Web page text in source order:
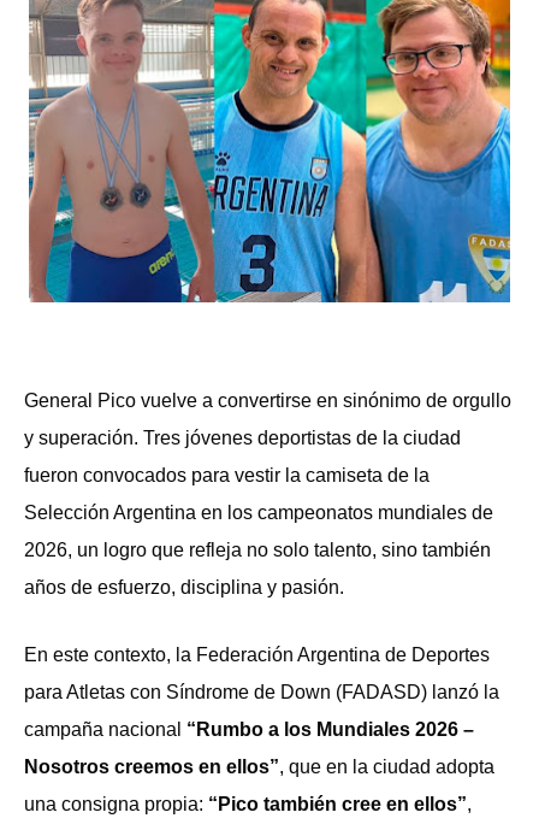
General Pico vuelve a convertirse en sinónimo de orgullo
y superación. Tres jóvenes deportistas de la ciudad
fueron convocados para vestir la camiseta de la
Selección Argentina en los campeonatos mundiales de
2026, un logro que refleja no solo talento, sino también
años de esfuerzo, disciplina y pasión.
En este contexto, la Federación Argentina de Deportes
para Atletas con Síndrome de Down (FADASD) lanzó la
campaña nacional “Rumbo a los Mundiales 2026 –
Nosotros creemos en ellos”, que en la ciudad adopta
una consigna propia: “Pico también cree en ellos”,